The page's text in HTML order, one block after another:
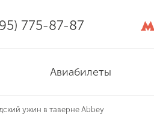
775-87-87
Авиабилеты
ужин в таверне Abbey